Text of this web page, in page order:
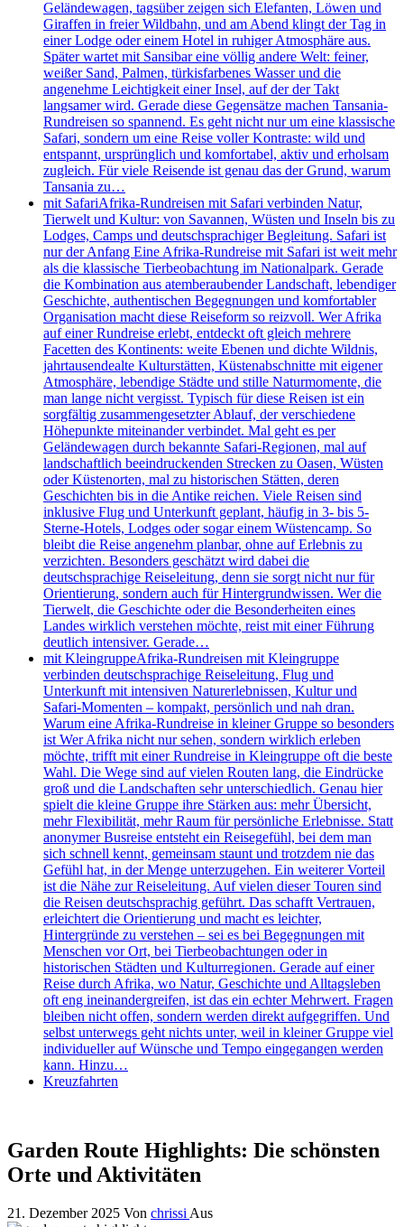
Geländewagen, tagsüber zeigen sich Elefanten, Löwen und
Giraffen in freier Wildbahn, und am Abend klingt der Tag in
einer Lodge oder einem Hotel in ruhiger Atmosphäre aus.
Später wartet mit Sansibar eine völlig andere Welt: feiner,
weißer Sand, Palmen, türkisfarbenes Wasser und die
angenehme Leichtigkeit einer Insel, auf der der Takt
langsamer wird. Gerade diese Gegensätze machen Tansania-
Rundreisen so spannend. Es geht nicht nur um eine klassische
Safari, sondern um eine Reise voller Kontraste: wild und
entspannt, ursprünglich und komfortabel, aktiv und erholsam
zugleich. Für viele Reisende ist genau das der Grund, warum
Tansania zu…
mit SafariAfrika-Rundreisen mit Safari verbinden Natur,
Tierwelt und Kultur: von Savannen, Wüsten und Inseln bis zu
Lodges, Camps und deutschsprachiger Begleitung. Safari ist
nur der Anfang Eine Afrika-Rundreise mit Safari ist weit mehr
als die klassische Tierbeobachtung im Nationalpark. Gerade
die Kombination aus atemberaubender Landschaft, lebendiger
Geschichte, authentischen Begegnungen und komfortabler
Organisation macht diese Reiseform so reizvoll. Wer Afrika
auf einer Rundreise erlebt, entdeckt oft gleich mehrere
Facetten des Kontinents: weite Ebenen und dichte Wildnis,
jahrtausendealte Kulturstätten, Küstenabschnitte mit eigener
Atmosphäre, lebendige Städte und stille Naturmomente, die
man lange nicht vergisst. Typisch für diese Reisen ist ein
sorgfältig zusammengesetzter Ablauf, der verschiedene
Höhepunkte miteinander verbindet. Mal geht es per
Geländewagen durch bekannte Safari-Regionen, mal auf
landschaftlich beeindruckenden Strecken zu Oasen, Wüsten
oder Küstenorten, mal zu historischen Stätten, deren
Geschichten bis in die Antike reichen. Viele Reisen sind
inklusive Flug und Unterkunft geplant, häufig in 3- bis 5-
Sterne-Hotels, Lodges oder sogar einem Wüstencamp. So
bleibt die Reise angenehm planbar, ohne auf Erlebnis zu
verzichten. Besonders geschätzt wird dabei die
deutschsprachige Reiseleitung, denn sie sorgt nicht nur für
Orientierung, sondern auch für Hintergrundwissen. Wer die
Tierwelt, die Geschichte oder die Besonderheiten eines
Landes wirklich verstehen möchte, reist mit einer Führung
deutlich intensiver. Gerade…
mit KleingruppeAfrika-Rundreisen mit Kleingruppe
verbinden deutschsprachige Reiseleitung, Flug und
Unterkunft mit intensiven Naturerlebnissen, Kultur und
Safari-Momenten – kompakt, persönlich und nah dran.
Warum eine Afrika-Rundreise in kleiner Gruppe so besonders
ist Wer Afrika nicht nur sehen, sondern wirklich erleben
möchte, trifft mit einer Rundreise in Kleingruppe oft die beste
Wahl. Die Wege sind auf vielen Routen lang, die Eindrücke
groß und die Landschaften sehr unterschiedlich. Genau hier
spielt die kleine Gruppe ihre Stärken aus: mehr Übersicht,
mehr Flexibilität, mehr Raum für persönliche Erlebnisse. Statt
anonymer Busreise entsteht ein Reisegefühl, bei dem man
sich schnell kennt, gemeinsam staunt und trotzdem nie das
Gefühl hat, in der Menge unterzugehen. Ein weiterer Vorteil
ist die Nähe zur Reiseleitung. Auf vielen dieser Touren sind
die Reisen deutschsprachig geführt. Das schafft Vertrauen,
erleichtert die Orientierung und macht es leichter,
Hintergründe zu verstehen – sei es bei Begegnungen mit
Menschen vor Ort, bei Tierbeobachtungen oder in
historischen Städten und Kulturregionen. Gerade auf einer
Reise durch Afrika, wo Natur, Geschichte und Alltagsleben
oft eng ineinandergreifen, ist das ein echter Mehrwert. Fragen
bleiben nicht offen, sondern werden direkt aufgegriffen. Und
selbst unterwegs geht nichts unter, weil in kleiner Gruppe viel
individueller auf Wünsche und Tempo eingegangen werden
kann. Hinzu…
Kreuzfahrten
Garden Route Highlights: Die schönsten
Orte und Aktivitäten
21. Dezember 2025 Von chrissi Aus